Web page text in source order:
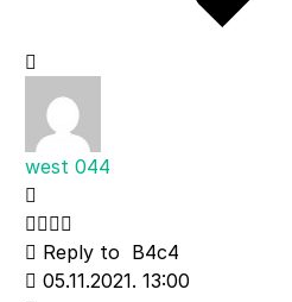
west 044
Reply to B4c4
05.11.2021. 13:00